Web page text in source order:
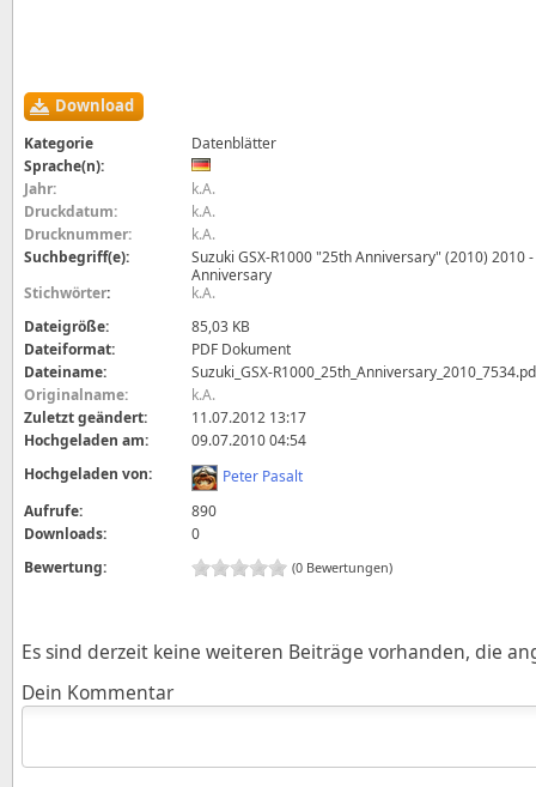
Download
Kategorie
Datenblätter
Sprache(n):
Jahr:
k.A.
Druckdatum:
k.A.
Drucknummer:
k.A.
Suchbegriff(e):
Suzuki GSX-R1000 "25th Anniversary" (2010) 2010 -
Anniversary
Stichwörter:
k.A.
Dateigröße:
85,03 KB
Dateiformat:
PDF Dokument
Dateiname:
Suzuki_GSX-
Originalname:
k.A.
Zuletzt geändert:
11.07.2012 13:17
Hochgeladen am:
09.07.2010 04:54
Hochgeladen von:
Peter Pasalt
Aufrufe:
890
Downloads:
0
Bewertung:
(0 Bewertungen)
Es sind derzeit keine weiteren Beiträge vorhanden, die
Dein Kommentar